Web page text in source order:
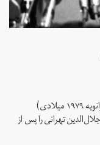
*/ (سه‌شنبه دوم بهمن‌ماه ۱۳۵۷ برابر با بیست‌ودوم ژانویه ۱۹۷۹ میلادی)
تهرانی را پس از